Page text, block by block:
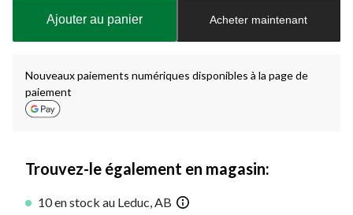
à
Ajouter au panier Acheter maintenant
Nouveaux paiements numériques disponibles à la page de
paiement
Trouvez-le également en magasin:
10 en stock au Leduc, AB